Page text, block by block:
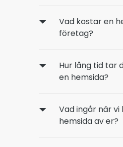
Vad kostar en
företag?
Hur lång tid tar
en hemsida?
Vad ingår när vi
hemsida av er?